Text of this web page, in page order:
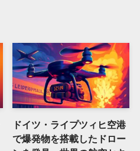
ドイツ・ライプツィヒ空港
で爆発物を搭載したドロー